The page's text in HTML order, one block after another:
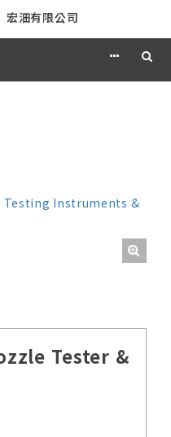
宏沺有限公司
Testing Instruments &
Tester &